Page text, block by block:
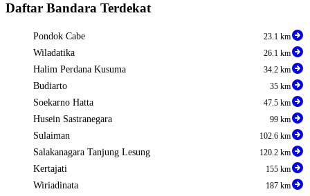
Daftar Bandara Terdekat
Pondok Cabe 23.1 km
Wiladatika 26.1 km
Halim Perdana Kusuma 34.2 km
Budiarto 35 km
Soekarno Hatta 47.5 km
Husein Sastranegara 99 km
Sulaiman 102.6 km
Salakanagara Tanjung Lesung 120.2 km
Kertajati 155 km
Wiriadinata 187 km